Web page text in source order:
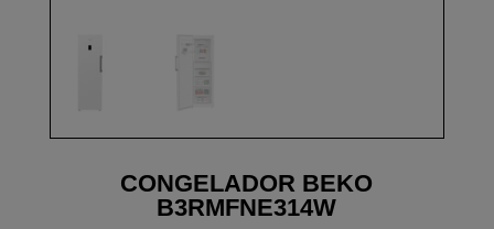
CONGELADOR BEKO
B3RMFNE314W